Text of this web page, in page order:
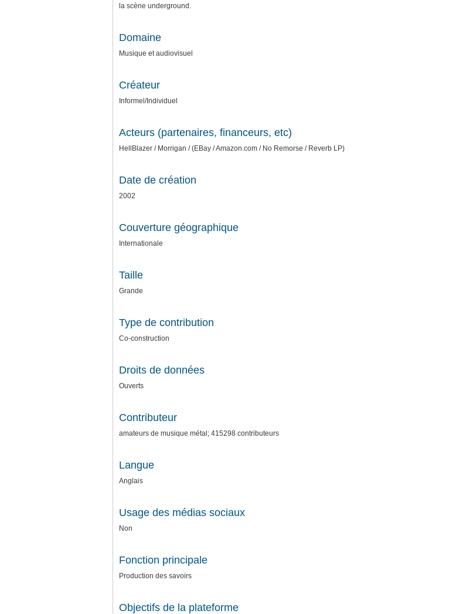
la scène underground.
Domaine
Musique et audiovisuel
Créateur
Informel/Individuel
Acteurs (partenaires, financeurs, etc)
HellBlazer / Morrigan / (EBay / Amazon.com / No Remorse / Reverb LP)
Date de création
2002
Couverture géographique
Internationale
Taille
Grande
Type de contribution
Co-construction
Droits de données
Ouverts
Contributeur
amateurs de musique métal; 415298 contributeurs
Langue
Anglais
Usage des médias sociaux
Non
Fonction principale
Production des savoirs
Objectifs de la plateforme